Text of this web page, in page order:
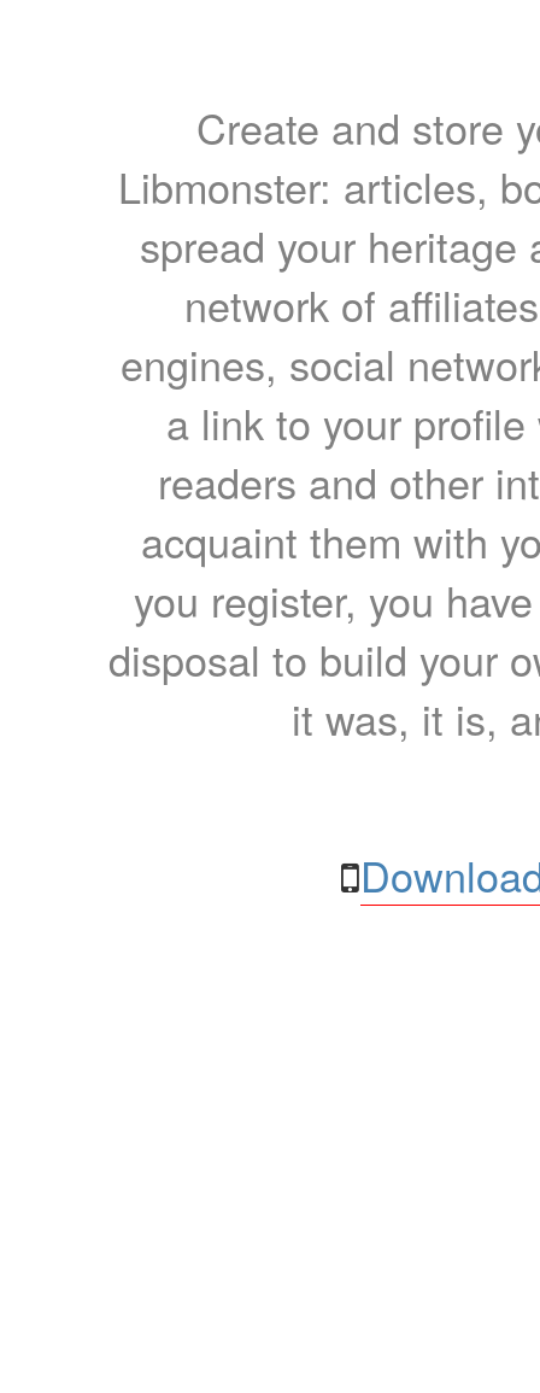
Create and store
Libmonster: articles,
spread your heritage
network of
engines, social
a link to your
readers and other
acquaint them with
you register, you
disposal to build your
it was, it is,